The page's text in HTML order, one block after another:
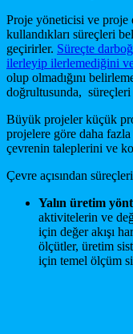
Proje yöneticisi ve
kullandıkları süreçleri
geçirirler. Süreçte
ilerleyip ilerlemediğini
olup olmadığını
doğrultusunda,
Büyük projeler küçük
projelere göre daha
çevrenin taleplerini ve
Çevre açısından
Yalın üretim
aktivitelerin ve
için değer akışı
ölçütler, üretim
için temel ölçüm